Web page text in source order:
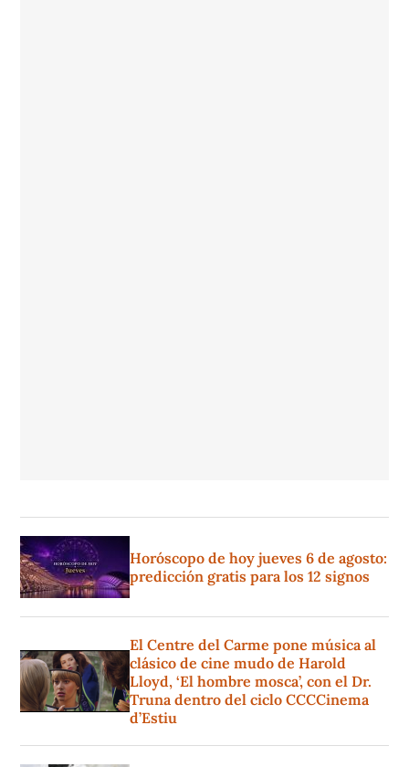
Horóscopo de hoy jueves 6 de agosto:
predicción gratis para los 12 signos
El Centre del Carme pone música al
clásico de cine mudo de Harold
Lloyd, ‘El hombre mosca’, con el Dr.
Truna dentro del ciclo CCCCinema
d’Estiu